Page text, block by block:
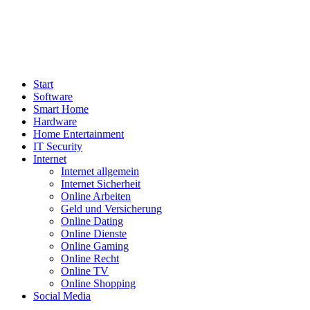
Start
Software
Smart Home
Hardware
Home Entertainment
IT Security
Internet
Internet allgemein
Internet Sicherheit
Online Arbeiten
Geld und Versicherung
Online Dating
Online Dienste
Online Gaming
Online Recht
Online TV
Online Shopping
Social Media